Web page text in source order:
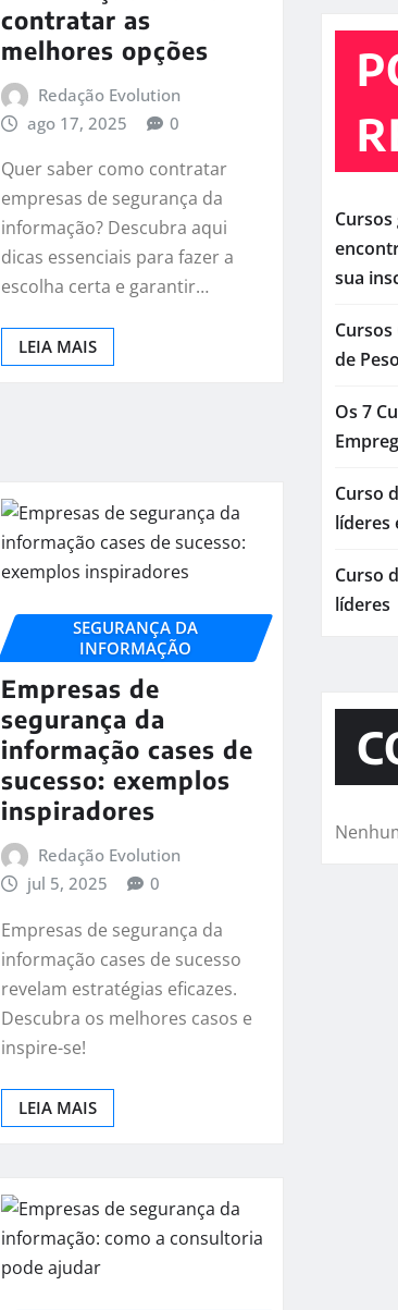
contratar as
melhores opções
Redação Evolution
ago 17, 2025
0
Quer saber como contratar
empresas de segurança da
informação? Descubra aqui
dicas essenciais para fazer a
escolha certa e garantir…
LEIA MAIS
SEGURANÇA DA
INFORMAÇÃO
Empresas de
segurança da
informação cases de
sucesso: exemplos
inspiradores
Redação Evolution
jul 5, 2025
0
Empresas de segurança da
informação cases de sucesso
revelam estratégias eficazes.
Descubra os melhores casos e
inspire-se!
LEIA MAIS
sua
de
Os 7
Curso
líderes
Curso
líderes